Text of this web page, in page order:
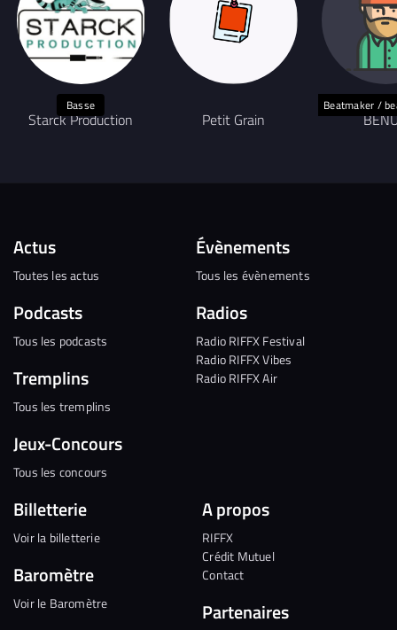
Basse
Starck Production Petit Grain
Beatmaker /
Actus
Toutes les actus
Podcasts
Tous les podcasts
Tremplins
Tous les tremplins
Jeux-Concours
Tous les concours
Évènements
Tous les évènements
Radios
Radio RIFFX Festival
Radio RIFFX Vibes
Radio RIFFX Air
Billetterie
Voir la billetterie
Baromètre
Voir le Baromètre
A propos
RIFFX
Crédit Mutuel
Contact
Partenaires